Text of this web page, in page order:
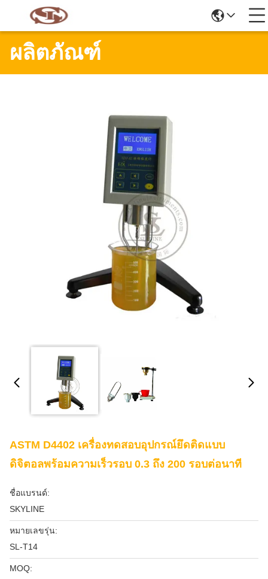
ผลิตภัณฑ์
ASTM D4402 เครื่องทดสอบอุปกรณ์ยึดติดแบบ
ดิจิตอลพร้อมความเร็วรอบ 0.3 ถึง 200 รอบต่อนาที
ชื่อแบรนด์:
SKYLINE
หมายเลขรุ่น:
SL-T14
MOQ: